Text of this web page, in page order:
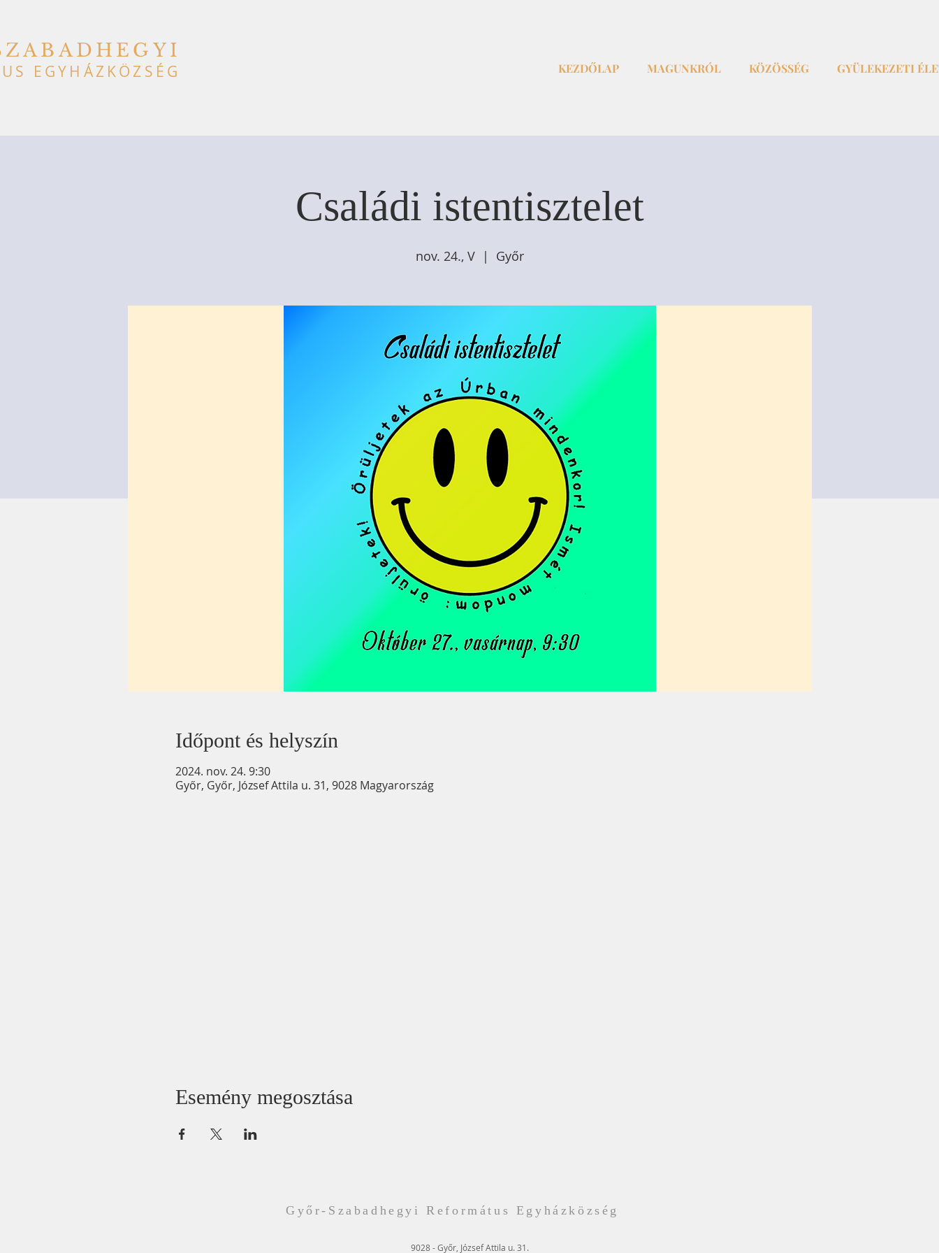
EGYHÁZKÖZSÉG KEZDŐLAP MAGUNKRÓL KÖZÖSSÉG GYÜLEKEZETI
Családi istentisztelet
nov. 24., V
  |
Győr
Időpont és helyszín
2024. nov. 24. 9:30
Győr, Győr, József Attila u. 31, 9028 Magyarország
Esemény megosztása
Győr-Szabadhegyi Református Egyházközség
9028 - Győr, József Attila u. 31.